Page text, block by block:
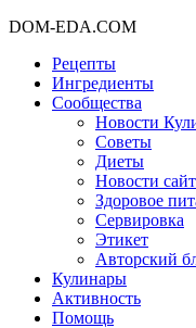
DOM-EDA.COM
Рецепты
Ингредиенты
Сообщества
Новости
Советы
Диеты
Новости
Здоровое
Сервировка
Этикет
Авторский
Кулинары
Активность
Помощь